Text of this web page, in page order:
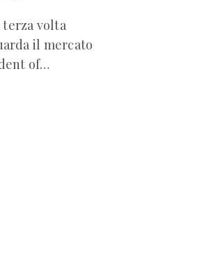
terza volta
il mercato
of…